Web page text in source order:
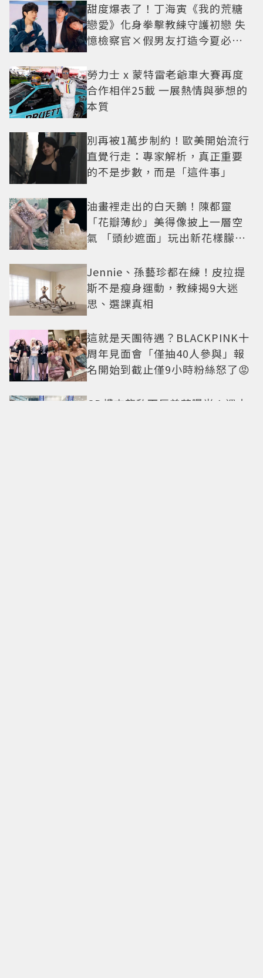
甜度爆表了！丁海寅《我的荒糖
戀愛》化身拳擊教練守護初戀 失
憶檢察官×假男友打造今夏必看
勞力士 x 蒙特雷老爺車大賽再度
合作相伴25載 一展熱情與夢想的
本質
別再被1萬步制約！歐美開始流行
直覺行走：專家解析，真正重要
的不是步數，而是「這件事」
油畫裡走出的白天鵝！陳都靈
「花瓣薄紗」美得像披上一層空
氣 「頭紗遮面」玩出新花樣朦朧
Jennie、孫藝珍都在練！皮拉提
斯不是瘦身運動，教練揭9大迷
思、選課真相
這就是天團待遇？BLACKPINK十
周年見面會「僅抽40人參與」報
名開始到截止僅9小時粉絲怒了😡
GD權志龍私下反差萌曝光！遇大